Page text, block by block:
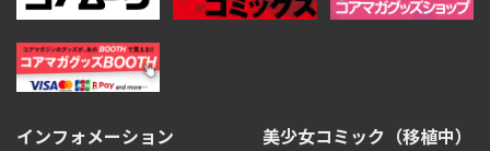
インフォメーション
美少女コミック（移植中）